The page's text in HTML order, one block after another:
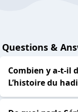
Questions &
Combien y a-t-il
L’histoire du